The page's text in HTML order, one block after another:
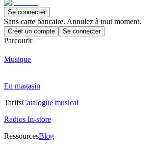
Se connecter
Sans carte bancaire. Annulez à tout moment.
Créer un compte Se connecter
Parcourir
Musique
En magasin
TarifsCatalogue musical
Radios In-store
RessourcesBlog